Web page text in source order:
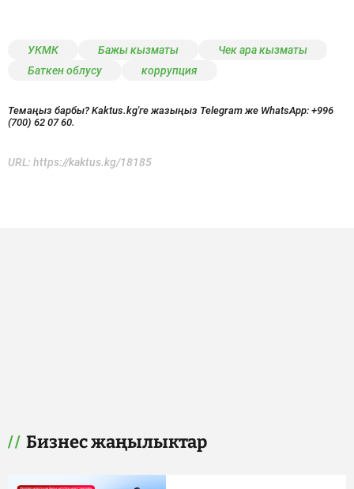
УКМК Бажы кызматы
Чек ара кызматы
Баткен облусу
коррупция
Темаңыз барбы? Kaktus.kg'ге жазыңыз Telegram же WhatsApp: +996
(700) 62 07 60.
URL: https://kaktus.kg/18185
Бизнес жаңылыктар